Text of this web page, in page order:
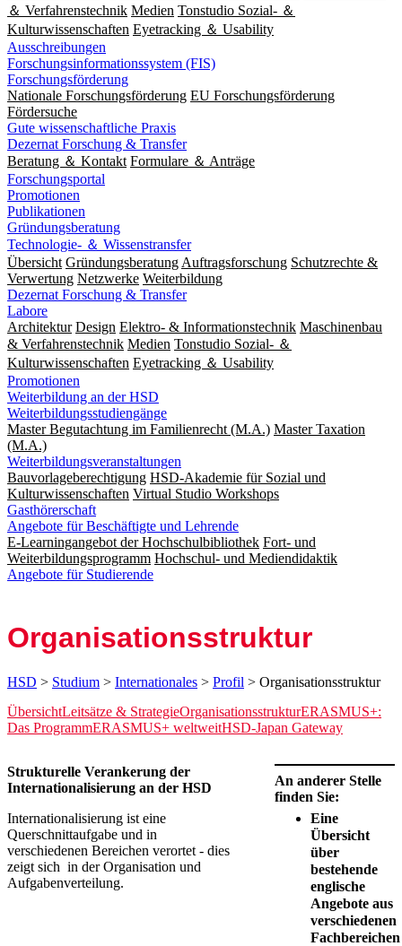
＆ Verfahrenstechnik Medien Tonstudio Sozial- ＆
Kulturwissenschaften Eyetracking ＆ Usability
Ausschreibungen
Forschungsinformationssystem (FIS)
Forschungsförderung
Nationale Forschungsförderung EU Forschungsförderung
Fördersuche
Gute wissenschaftliche Praxis
Dezernat Forschung & Transfer
Beratung ＆ Kontakt Formulare ＆ Anträge
Forschungsportal
Promotionen
Publikationen
Gründungsberatung
Technologie- ＆ Wissenstransfer
Übersicht Gründungsberatung Auftragsforschung Schutzrechte &
Verwertung Netzwerke Weiterbildung
Dezernat Forschung & Transfer
Labore
Architektur Design Elektro- & Informationstechnik Maschinenbau
& Verfahrenstechnik Medien Tonstudio Sozial- ＆
Kulturwissenschaften Eyetracking ＆ Usability
Promotionen
Weiterbildung an der HSD
Weiterbildungsstudiengänge
Master Begutachtung im Familienrecht (M.A.) Master Taxation
(M.A.)
Weiterbildungsveranstaltungen
Bauvorlageberechtigung HSD-Akademie für Sozial und
Kulturwissenschaften Virtual Studio Workshops
Gasthörerschaft
Angebote für Beschäftigte und Lehrende
E-Learningangebot der Hochschulbibliothek Fort- und
Weiterbildungsprogramm Hochschul- und Mediendidaktik
Angebote für Studierende
Organisations­struktur
HSD > Studium > Internationales > Profil > Organisationsstruktur
ÜbersichtLeitsätze & StrategieOrganisationsstrukturERASMUS+:
Das ProgrammERASMUS+ weltweitHSD-Japan Gateway
​​Strukturelle Verankerung der
Internationalisierung an der HSD
Internationalisierung ist eine
Querschnittaufgabe und in
verschiedenen Bereichen verortet - dies
zeigt sich in der Organisation und
Aufgabenverteilung.
An anderer Stelle
finden Sie:
Eine
Übersicht
über
bestehende
englische
Angebote aus
verschiedenen
Fachbereichen